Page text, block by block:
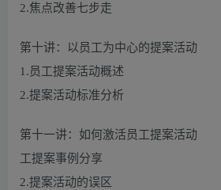
2.焦点改善七步走
第十讲：以员工为中心的提案活动
1.员工提案活动概述
2.提案活动标准分析
第十一讲：如何激活员工提案活动
工提案事例分享
2.提案活动的误区